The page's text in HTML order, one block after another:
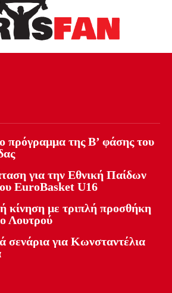
πρόγραμμα της Β’ φάσης του
για την Εθνική Παίδων
EuroBasket U16
κίνηση με τριπλή προσθήκη
Λουτρού
σενάρια για Κωνσταντέλια